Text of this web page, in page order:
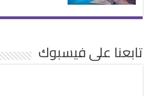
تابعنا على فيسبوك